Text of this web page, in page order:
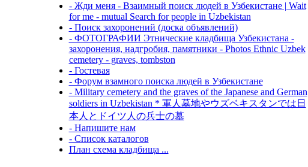
- Жди меня - Взаимный поиск людей в Узбекистане | Wait
for me - mutual Search for people in Uzbekistan
- Поиск захоронений (доска объявлений)
- ФОТОГРАФИИ Этнические кладбища Узбекистана -
захоронения, надгробия, памятники - Photos Ethnic Uzbek
cemetery - graves, tombston
- Гостевая
- Форум взамного поиска людей в Узбекистане
- Military cemetery and the graves of the Japanese and German
soldiers in Uzbekistan * 軍人墓地やウズベキスタンでは日
本人とドイツ人の兵士の墓
- Напишите нам
- Список каталогов
План схема кладбища ...